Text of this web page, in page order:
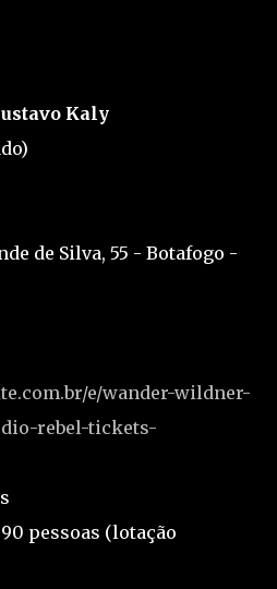
Kaly
de Silva, 55 - Botafogo -
e/wander-wildner-
rebel-tickets-
90 pessoas (lotação